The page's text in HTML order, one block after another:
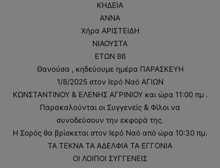
ΚΗΔΕΙΑ
ΑΝΝΑ
Χήρα ΑΡΙΣΤΕΙΔΗ
ΝΙΑΟΥΣΤΑ
ΕΤΩΝ 86
Θανούσα , κηδεύουμε ημέρα ΠΑΡΑΣΚΕΥΗ
1/8/2025 στον Ιερό Ναό ΑΓΙΩΝ
ΚΩΝΣΤΑΝΤΙΝΟΥ & ΕΛΕΝΗΣ ΑΓΡΙΝΙΟΥ και ώρα 11:00 πμ .
Παρακαλούνται οι Συγγενείς & Φίλοι να
συνοδεύσουν την εκφορά της.
Η Σορός θα βρίσκεται στον Ιερό Ναό από ώρα 10:30 πμ.
ΤΑ ΤΕΚΝΑ ΤΑ ΑΔΕΛΦΙΑ ΤΑ ΕΓΓΟΝΙΑ
ΟΙ ΛΟΙΠΟΙ ΣΥΓΓΕΝΕΙΣ